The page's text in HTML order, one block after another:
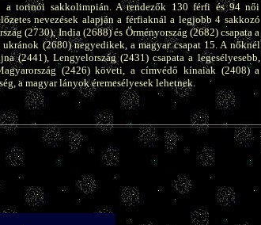
a torinói sakkolimpián. A rendezők 130 férfi és 94 női
nevezések alapján a férfiaknál a legjobb 4 sakkozó
(2730), India (2688) és Örményország (2682) csapata a
ukránok (2680) negyedikek, a magyar csapat 15. A nőknél
(2441), Lengyelország (2431) csapata a legesélyesebb,
(2426) követi, a címvédő kínaiak (2408) a
a magyar lányok éremesélyesek lehetnek.